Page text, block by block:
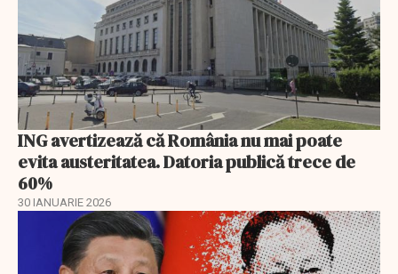
ING avertizează că România nu mai poate
evita austeritatea. Datoria publică trece de
60%
30 IANUARIE 2026